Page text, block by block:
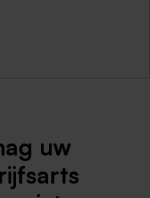
uw